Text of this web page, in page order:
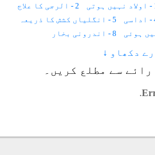
ہوتی
2 - الرجی کا علاج
5 - انگلیاں کشش کا ذریعہ
8 - اندرونی بخار
دکھاو ↓
سے مطلع کریں۔